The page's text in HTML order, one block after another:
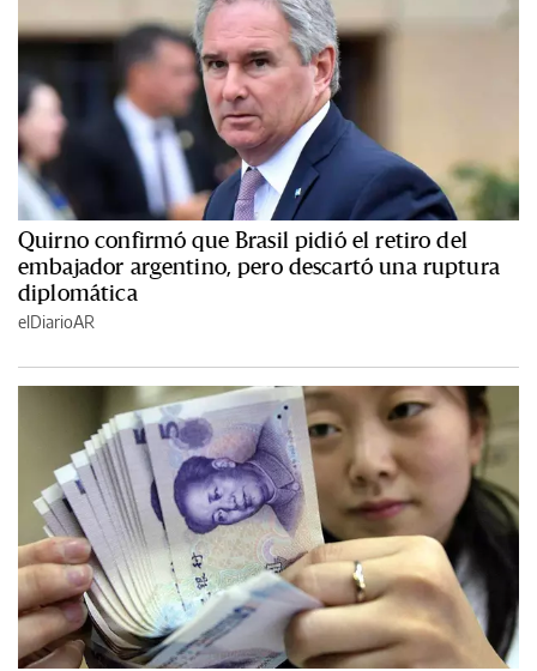
Quirno confirmó que Brasil pidió el retiro del
embajador argentino, pero descartó una ruptura
diplomática
elDiarioAR